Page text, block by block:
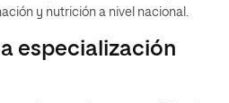
y nutrición a nivel nacional.
especialización